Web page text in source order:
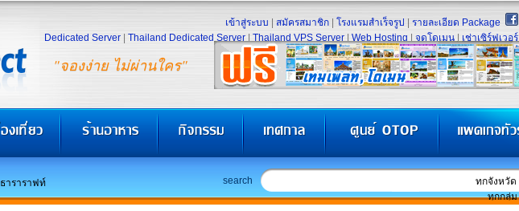
"จองง่าย ไม่ผ่านใคร"
เข้าสู่ระบบ สมัครสมาชิก โรงแรมสำเร็จรูป
รายละเอียด Package
Dedicated Server
Thailand Dedicated Server Thailand VPS Server Web Hosting จดโดเมน เช่าเซิร์ฟเวอร์
ธาราราฟท์ search